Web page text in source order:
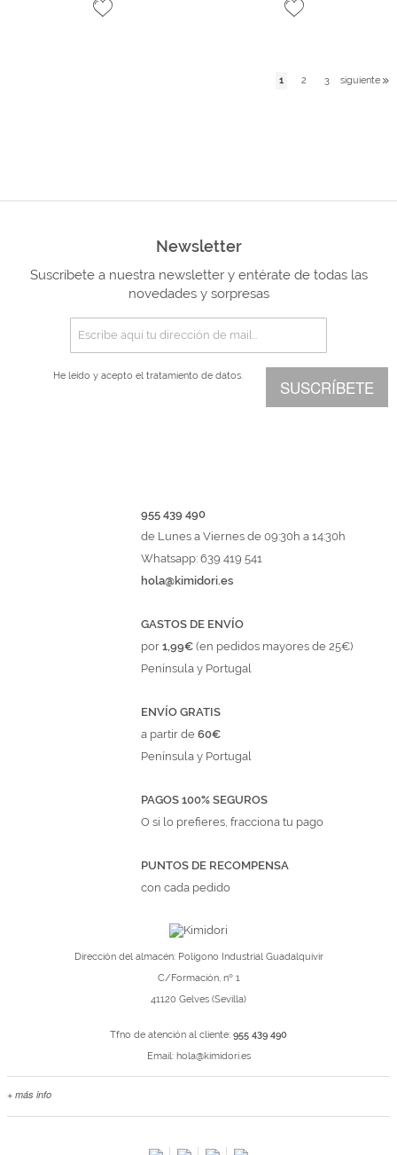
1 2 3 siguiente
Newsletter
Suscríbete a nuestra newsletter y entérate de todas las
novedades y sorpresas
SUSCRÍBETE
He leído y acepto el tratamiento de datos.
955 439 490
de Lunes a Viernes de 09:30h a 14:30h
Whatsapp: 639 419 541
hola@kimidori.es
GASTOS DE ENVÍO
por1,99€(en pedidos mayores de 25€)
Península y Portugal
ENVÍO GRATIS
a partir de60€
Península y Portugal
PAGOS 100% SEGUROS
O si lo prefieres, fracciona tu pago
PUNTOS DE RECOMPENSA
con cada pedido
Dirección del almacén: Polígono Industrial Guadalquivir
C/Formación, nº 1
41120 Gelves (Sevilla)
Tfno de atención al cliente: 955 439 490
Email: hola@kimidori.es
+ más info